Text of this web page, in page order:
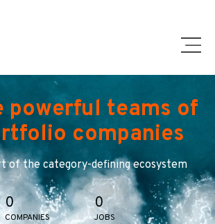
powerful teams of
companies
of the category-defining ecosystem
0
COMPANIES
0
JOBS